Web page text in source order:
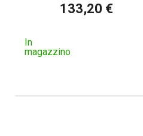
133,20 €
In
magazzino